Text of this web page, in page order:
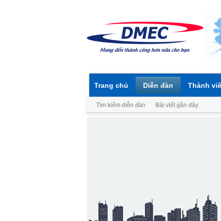
Trang chủ Diễn đàn
Tìm kiếm diễn đàn Bài viết gần đây
Thành